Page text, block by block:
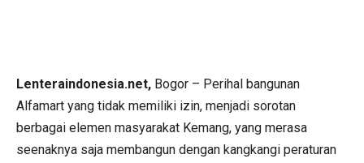
Lenteraindonesia.net, Bogor – Perihal bangunan
Alfamart yang tidak memiliki izin, menjadi sorotan
berbagai elemen masyarakat Kemang, yang merasa
seenaknya saja membangun dengan kangkangi peraturan